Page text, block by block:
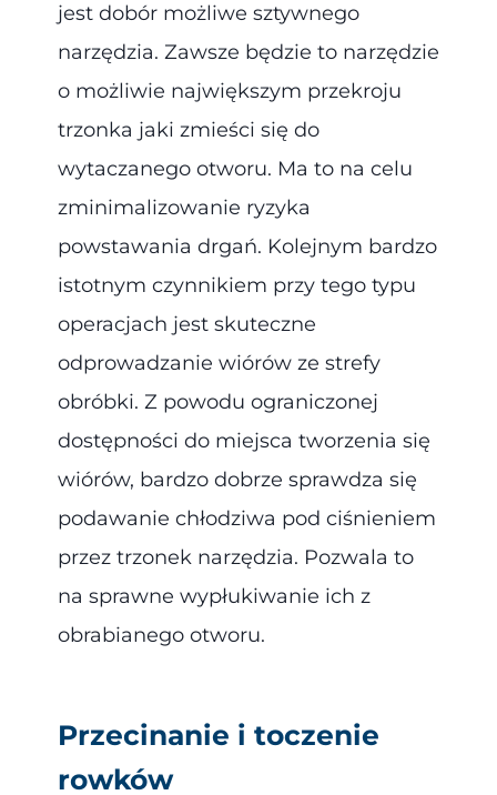
jest dobór możliwe sztywnego
narzędzia. Zawsze będzie to narzędzie
o możliwie największym przekroju
trzonka jaki zmieści się do
wytaczanego otworu. Ma to na celu
zminimalizowanie ryzyka
powstawania drgań. Kolejnym bardzo
istotnym czynnikiem przy tego typu
operacjach jest skuteczne
odprowadzanie wiórów ze strefy
obróbki. Z powodu ograniczonej
dostępności do miejsca tworzenia się
wiórów, bardzo dobrze sprawdza się
podawanie chłodziwa pod ciśnieniem
przez trzonek narzędzia. Pozwala to
na sprawne wypłukiwanie ich z
obrabianego otworu.
Przecinanie i toczenie
rowków